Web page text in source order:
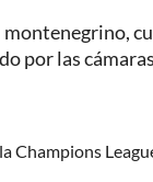
por las
Champions